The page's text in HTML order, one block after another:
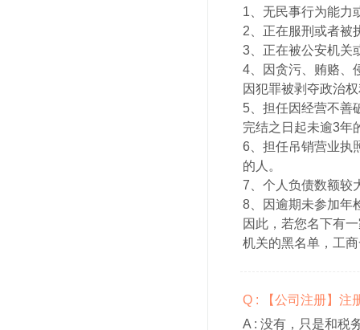
1、无民事行为能力
2、正在服刑或者被
3、正在被公安机关
4、因贪污、贿赂、
因犯罪被剥夺政治
5、担任因经营不善
完结之日起未逾3年
6、担任吊销营业执
的人。
7、个人负债数额较
8、因逾期未参加年
因此，若您名下有
机关的黑名单，工
Q : 【公司注册】注
A : 没有，只是和税